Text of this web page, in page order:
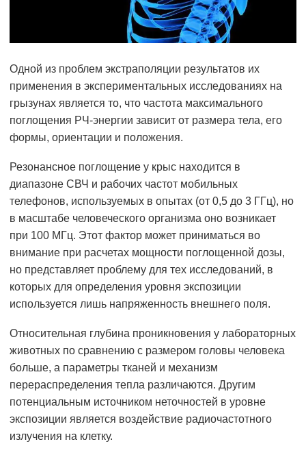
Одной из проблем экстраполяции результатов их
применения в экспериментальных исследованиях на
грызунах является то, что частота максимального
поглощения РЧ-энергии зависит от размера тела, его
формы, ориентации и положения.
Резонансное поглощение у крыс находится в
диапазоне СВЧ и рабочих частот мобильных
телефонов, используемых в опытах (от 0,5 до 3 ГГц), но
в масштабе человеческого организма оно возникает
при 100 МГц. Этот фактор может приниматься во
внимание при расчетах мощности поглощенной дозы,
но представляет проблему для тех исследований, в
которых для определения уровня экспозиции
используется лишь напряженность внешнего поля.
Относительная глубина проникновения у лабораторных
животных по сравнению с размером головы человека
больше, а параметры тканей и механизм
перераспределения тепла различаются. Другим
потенциальным источником неточностей в уровне
экспозиции является воздействие радиочастотного
излучения на клетку.